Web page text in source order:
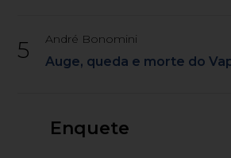
5 André Bonomini
Auge, queda e morte do
Enquete